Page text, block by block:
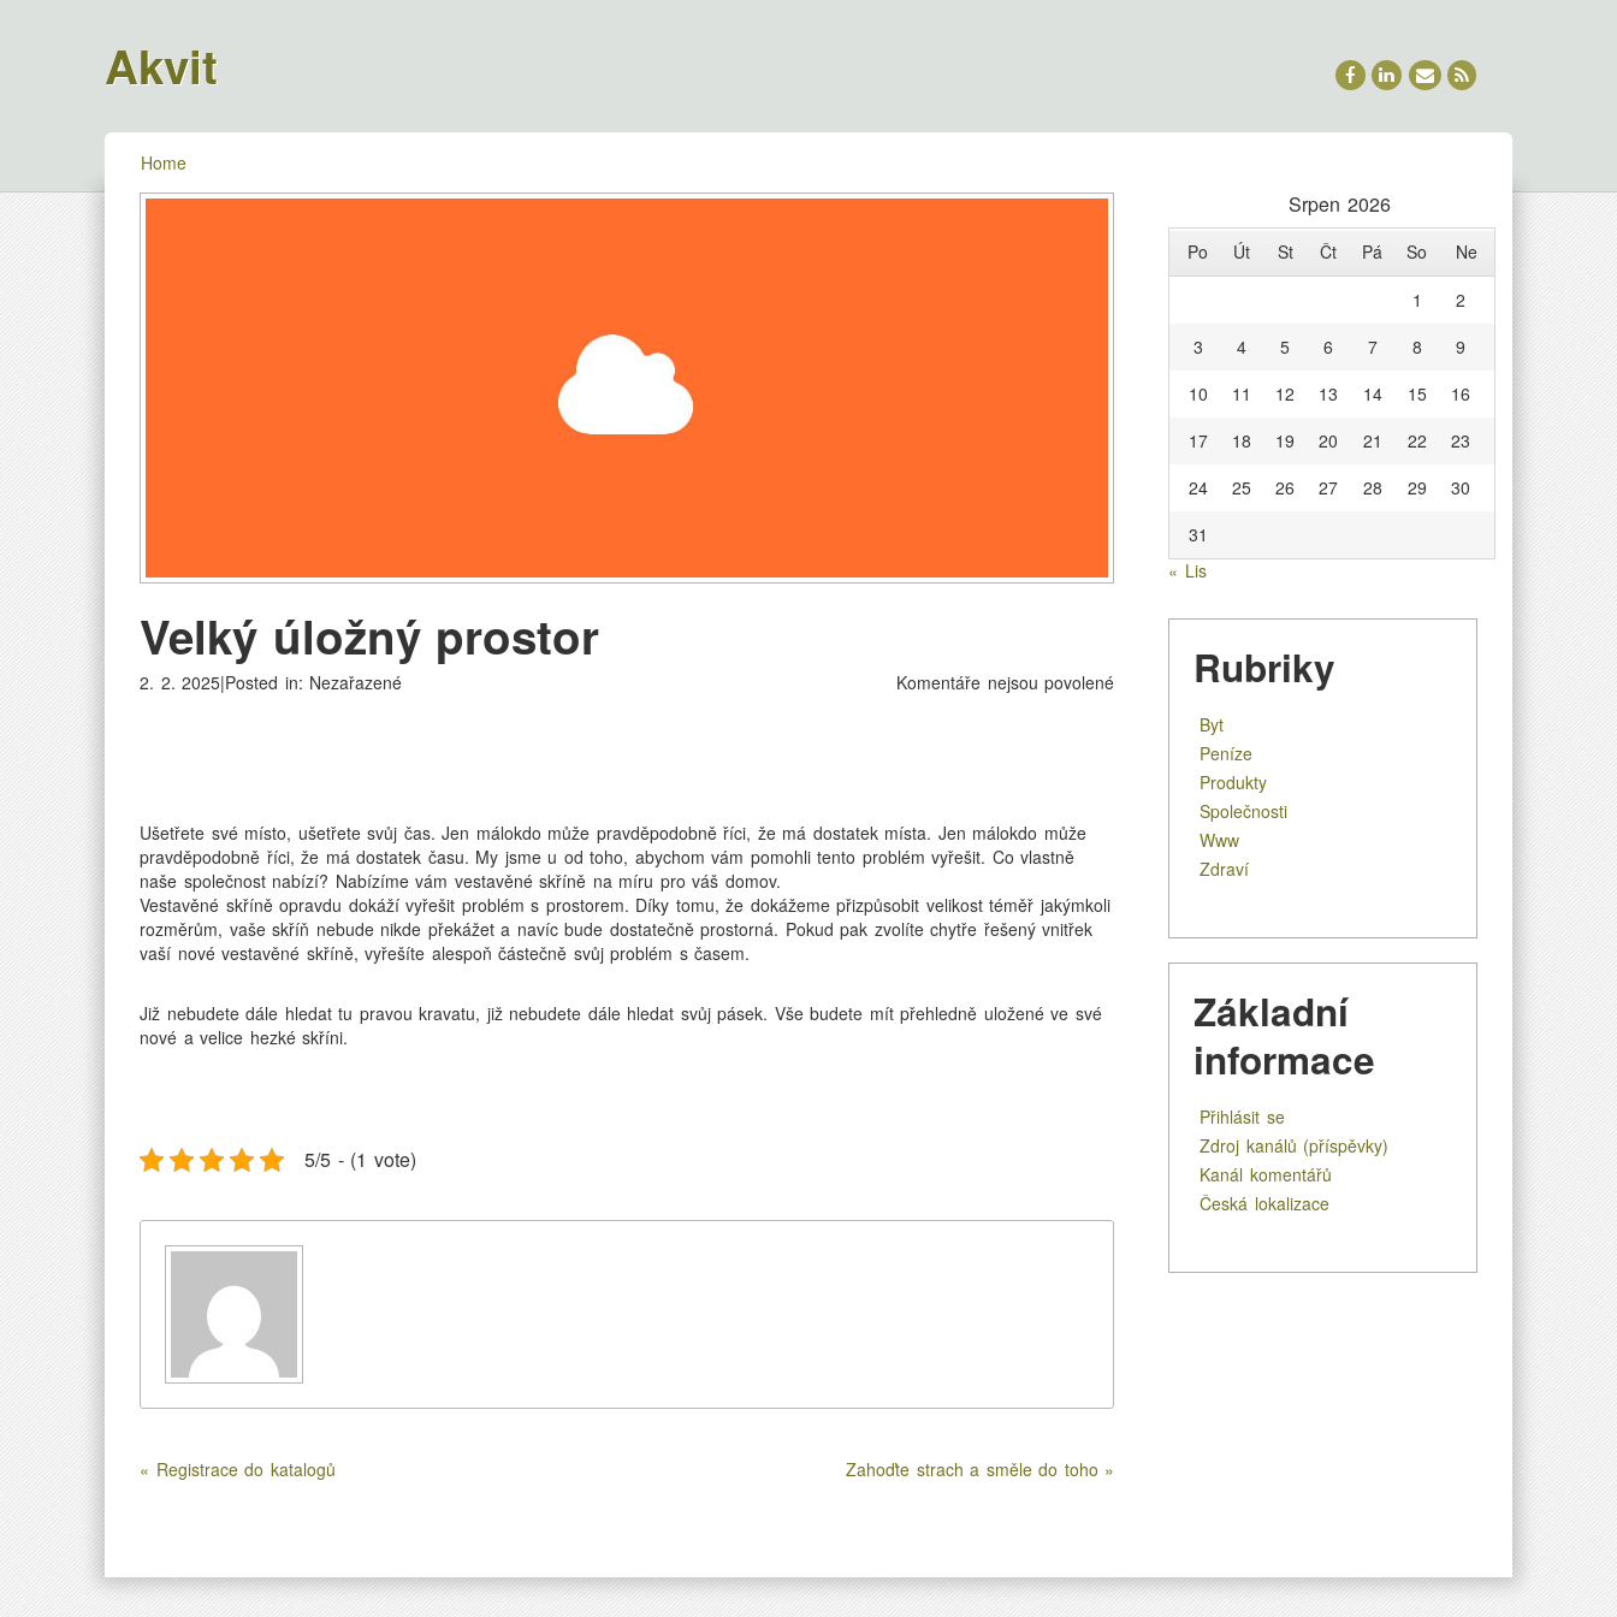
Akvit
Home
Velký úložný prostor
2. 2. 2025|Posted in: Nezařazené Komentáře nejsou povolenéu
Ušetřete své místo, ušetřete svůj čas. Jen málokdo může pravděpodobně říci, že má dostatek místa. Jen málokdo může
pravděpodobně říci, že má dostatek času. My jsme u od toho, abychom vám pomohli tento problém vyřešit. Co vlastně
naše společnost nabízí? Nabízíme vám vestavěné skříně na míru pro váš domov.
Vestavěné skříně opravdu dokáží vyřešit problém s prostorem. Díky tomu, že dokážeme přizpůsobit velikost téměř jakýmkoli
rozměrům, vaše skříň nebude nikde překážet a navíc bude dostatečně prostorná. Pokud pak zvolíte chytře řešený vnitřek
vaší nové vestavěné skříně, vyřešíte alespoň částečně svůj problém s časem.
Již nebudete dále hledat tu pravou kravatu, již nebudete dále hledat svůj pásek. Vše budete mít přehledně uložené ve své
nové a velice hezké skříni.
5/5 - (1 vote)
« Registrace do katalogů Zahoďte strach a směle do toho »
Srpen 2026
Po Út St Čt Pá So
Ne
1
2
3
4 5 6 7 8
9
10
11 12 13 14 15
16
17
18 19 20 21 22
23
24
25 26 27 28 29
30
31
« Lis
Rubriky
Byt
Peníze
Produkty
Společnosti
Www
Zdraví
Základní
informace
Přihlásit se
Zdroj kanálů (příspěvky)
Kanál komentářů
Česká lokalizace